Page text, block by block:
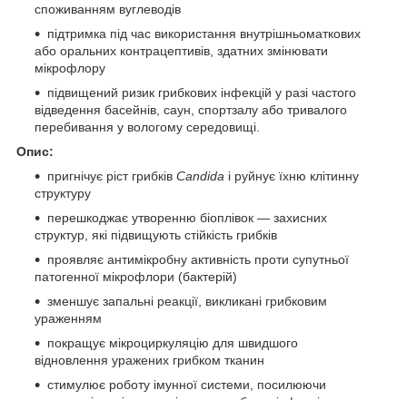
споживанням вуглеводів
підтримка під час використання внутрішньоматкових
або оральних контрацептивів, здатних змінювати
мікрофлору
підвищений ризик грибкових інфекцій у разі частого
відведення басейнів, саун, спортзалу або тривалого
перебивання у вологому середовищі.
Опис:
пригнічує ріст грибків Candida і руйнує їхню клітинну
структуру
перешкоджає утворенню біоплівок — захисних
структур, які підвищують стійкість грибків
проявляє антимікробну активність проти супутньої
патогенної мікрофлори (бактерій)
зменшує запальні реакції, викликані грибковим
ураженням
покращує мікроциркуляцію для швидшого
відновлення уражених грибком тканин
стимулює роботу імунної системи, посилюючи